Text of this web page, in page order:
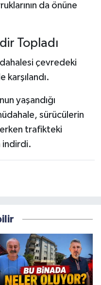
da önüne
Topladı
çevredeki
karşılandı.
yaşandığı
sürücülerin
trafikteki
indirdi.